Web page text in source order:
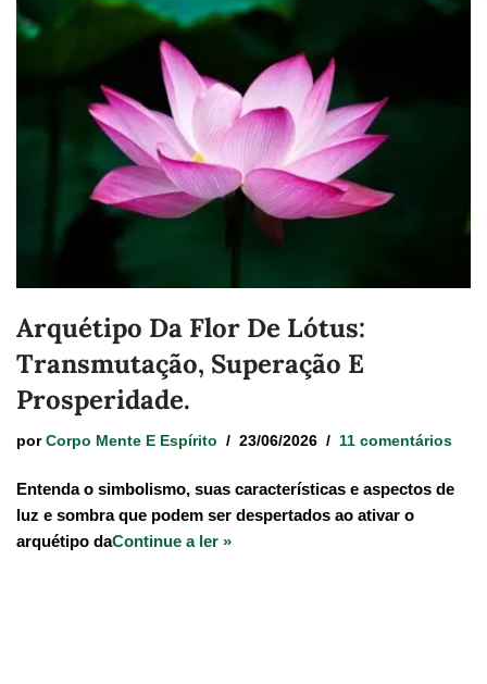
Arquétipo Da Flor De Lótus:
Transmutação, Superação E
Prosperidade.
por Corpo Mente E Espírito 23/06/2026 11 comentários
Entenda o simbolismo, suas características e aspectos de
luz e sombra que podem ser despertados ao ativar o
arquétipo daContinue a ler »